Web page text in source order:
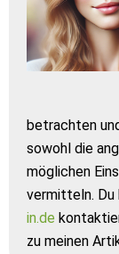
betrachten
sowohl die
möglichen
vermitteln. Du
in.de
zu meinen